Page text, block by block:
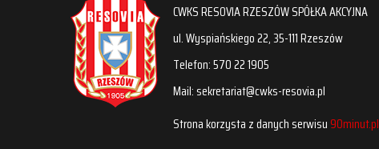
CWKS RESOVIA RZESZÓW SPÓŁKA AKCYJNA
ul. Wyspiańskiego 22, 35-111 Rzeszów
Telefon: 570 22 1905
Mail: sekretariat@cwks-resovia.pl
Strona korzysta z danych serwisu90minut.pl